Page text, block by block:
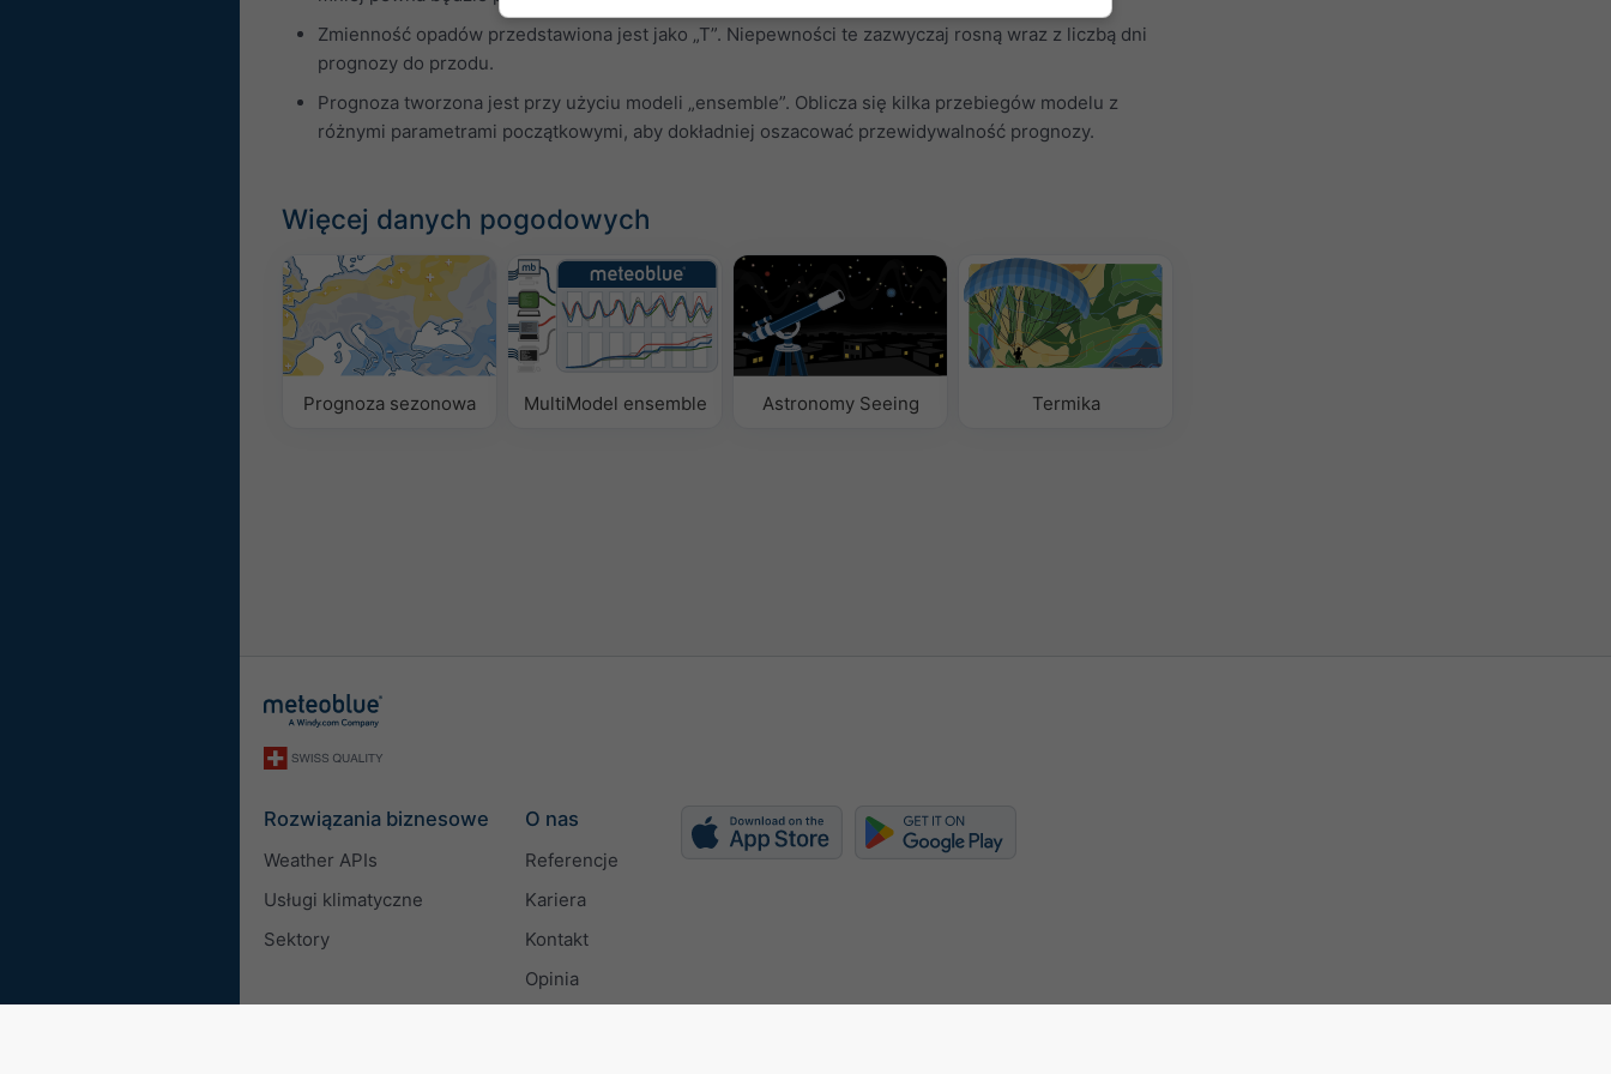
Zmienność opadów przedstawiona jest jako „T”. Niepewności te zazwyczaj rosną wraz z liczbą dni
prognozy do przodu.
Prognoza tworzona jest przy użyciu modeli „ensemble”. Oblicza się kilka przebiegów modelu z
różnymi parametrami początkowymi, aby dokładniej oszacować przewidywalność prognozy.
Więcej danych pogodowych
Prognoza sezonowa MultiModel ensemble Astronomy Seeing Termika
Rozwiązania biznesowe
Weather APIs
Usługi klimatyczne
Sektory
O nas
Referencje
Kariera
Kontakt
Opinia